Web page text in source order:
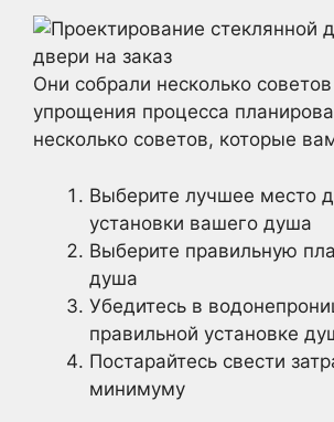
Они собрали несколько
упрощения процесса
несколько советов, которые
Выберите лучшее место
установки вашего душа
Выберите правильную
душа
Убедитесь в
правильной установке
Постарайтесь свести
минимуму